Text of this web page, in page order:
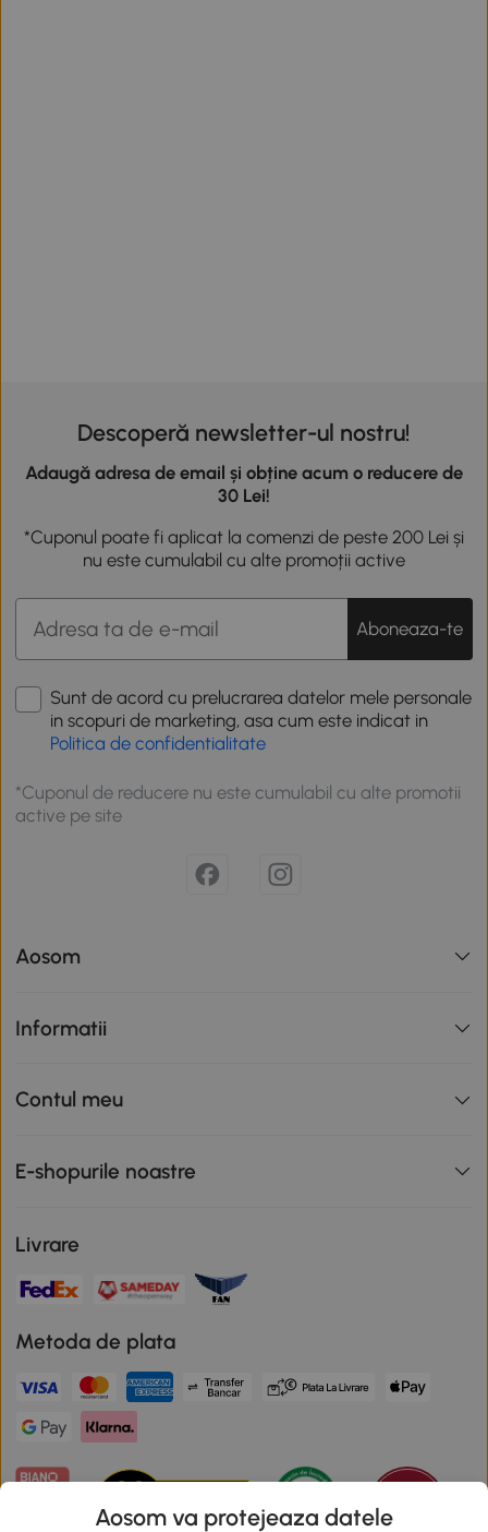
Descoperă newsletter-ul nostru!
Adaugă adresa de email și obține acum o reducere de
30 Lei!
*Cuponul poate fi aplicat la comenzi de peste 200 Lei și
nu este cumulabil cu alte promoții active
Aboneaza-te
Sunt de acord cu prelucrarea datelor mele personale
in scopuri de marketing, asa cum este indicat in
Politica de confidentialitate
*Cuponul de reducere nu este cumulabil cu alte promotii
active pe site
Aosom
Informatii
Contul meu
E-shopurile noastre
Livrare
Metoda de plata
Aosom va protejeaza datele